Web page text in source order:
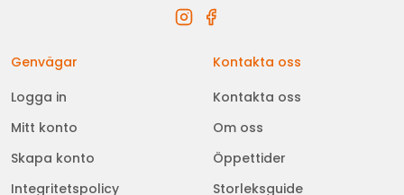
Genvägar
Logga in
Mitt konto
Skapa konto
Integritetspolicy
Kontakta oss
Kontakta oss
Om oss
Öppettider
Storleksguide